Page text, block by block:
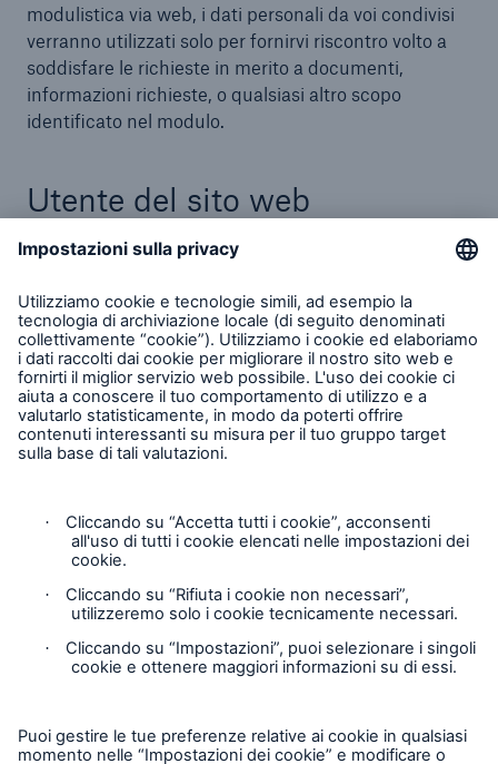
modulistica via web, i dati personali da voi condivisi
verranno utilizzati solo per fornirvi riscontro volto a
soddisfare le richieste in merito a documenti,
informazioni richieste, o qualsiasi altro scopo
identificato nel modulo.
Utente del sito web
Rückversicherungs-Gesellschaft, Aktiengesellschaft
in München” (Munich Re). Le informazioni
sull'utilizzo dei vostri dati in qualità di utenti del sito
web e sull'uso dei cookie sono riportate nella relativa
dichiarazione sulla protezione dei dati.
Cliccare qui per visualizzare l’informativa completa: